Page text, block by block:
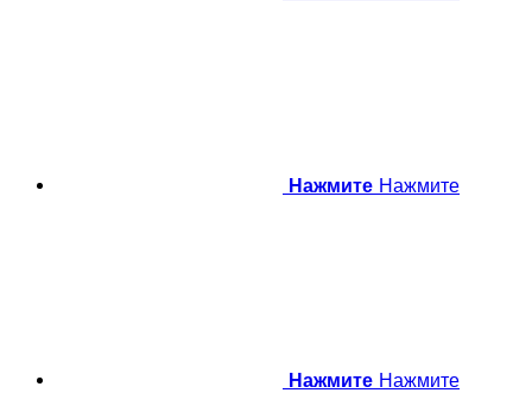
Нажмите Нажмите
Нажмите Нажмите